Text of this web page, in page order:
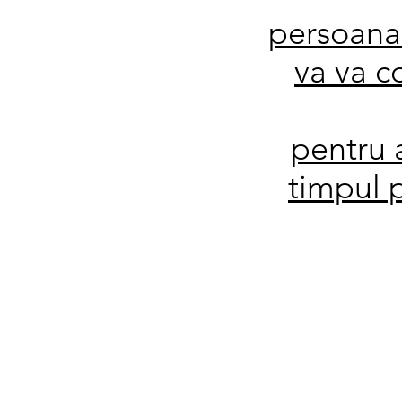
va va
pentru
timpul